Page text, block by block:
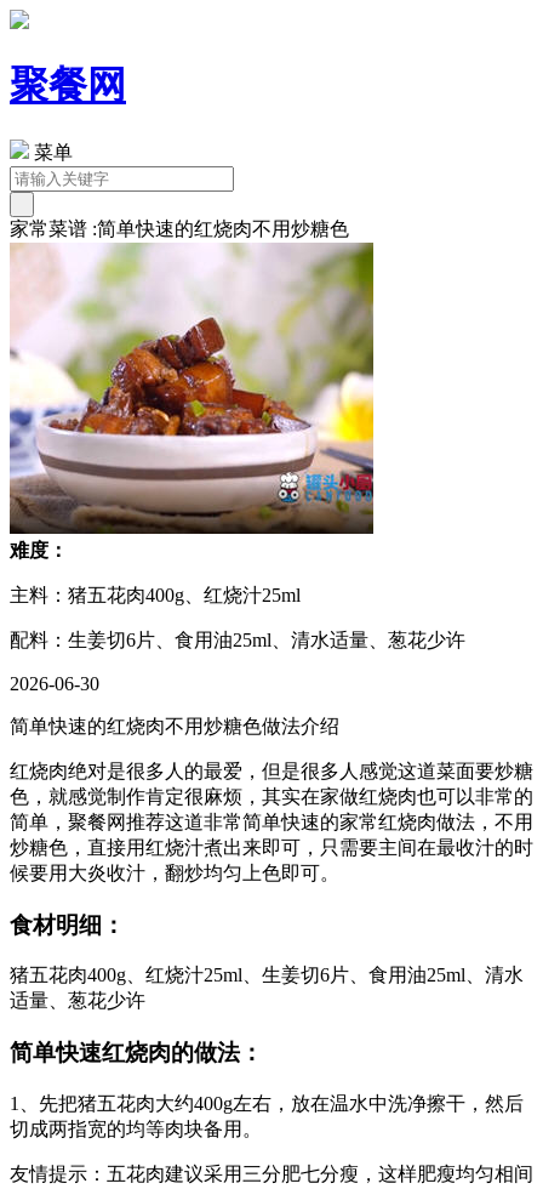
聚餐网
菜单
家常菜谱 :简单快速的红烧肉不用炒糖色
难度：
主料：猪五花肉400g、红烧汁25ml
配料：生姜切6片、食用油25ml、清水适量、葱花少许
2026-06-30
简单快速的红烧肉不用炒糖色做法介绍
红烧肉绝对是很多人的最爱，但是很多人感觉这道菜面要炒糖
色，就感觉制作肯定很麻烦，其实在家做红烧肉也可以非常的
简单，聚餐网推荐这道非常简单快速的家常红烧肉做法，不用
炒糖色，直接用红烧汁煮出来即可，只需要主间在最收汁的时
候要用大炎收汁，翻炒均匀上色即可。
食材明细：
猪五花肉400g、红烧汁25ml、生姜切6片、食用油25ml、清水
适量、葱花少许
简单快速红烧肉的做法：
1、先把猪五花肉大约400g左右，放在温水中洗净擦干，然后
切成两指宽的均等肉块备用。
友情提示：五花肉建议采用三分肥七分瘦，这样肥瘦均匀相间